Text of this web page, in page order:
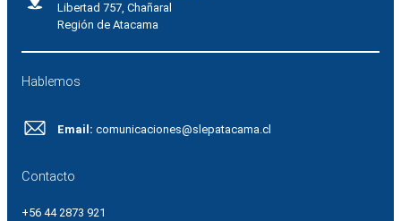
Libertad 757, Chañaral
Región de Atacama
Hablemos
Email: comunicaciones@slepatacama.cl
Contacto
+56 44 2873 921